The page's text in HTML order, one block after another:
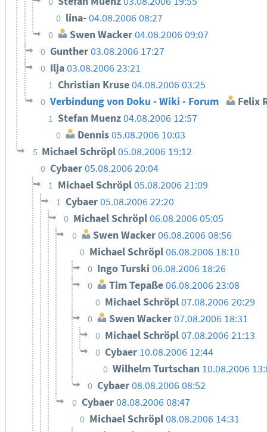
0 lina-04.08.2006 08:27
0 Swen Wacker04.08.2006 09:07
0 Gunther03.08.2006 17:27
0 Ilja03.08.2006 23:21
1 Christian Kruse04.08.2006 03:25
0 Verbindung von Doku - Wiki - Forum Felix
1 Stefan Muenz04.08.2006 12:57
0 Dennis05.08.2006 10:03
5 Michael Schröpl05.08.2006 19:12
0 Cybaer05.08.2006 20:04
1 Michael Schröpl05.08.2006 21:09
1 Cybaer05.08.2006 22:20
0 Michael Schröpl06.08.2006 05:05
0 Swen Wacker06.08.2006 08:56
0 Michael Schröpl06.08.2006 18:10
0 Ingo Turski 06.08.2006 18:26
0 Tim Tepaße06.08.2006 23:08
0 Michael Schröpl07.08.2006 20:29
0 Swen Wacker07.08.2006 18:31
0 Michael Schröpl07.08.2006 21:13
0 Cybaer 10.08.2006 12:44
0 Wilhelm Turtschan 10.08.2006
0 Cybaer08.08.2006 08:52
0 Cybaer08.08.2006 08:47
0 Michael Schröpl08.08.2006 14:31